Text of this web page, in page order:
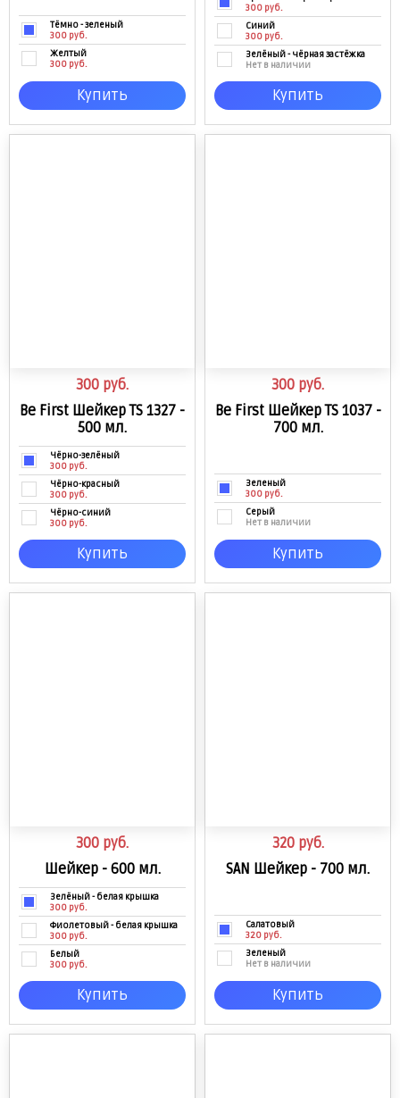
Тёмно - зеленый
300 руб.
Желтый
300 руб.
Купить
300 руб.
Синий
300 руб.
Зелёный - чёрная застёжка
Нет в наличии
Купить
300 руб.
Be First Шейкер TS 1327 -
500 мл.
Чёрно-зелёный
300 руб.
Чёрно-красный
300 руб.
Чёрно-синий
300 руб.
Прозрачно-черный
Нет в наличии
Купить
300 руб.
Be First Шейкер TS 1037 -
700 мл.
Зеленый
300 руб.
Серый
Нет в наличии
Купить
300 руб.
Шейкер - 600 мл.
Зелёный - белая крышка
300 руб.
Фиолетовый - белая крышка
300 руб.
Белый
300 руб.
Чёрный - белая крышка
Нет в наличии
Купить
320 руб.
SAN Шейкер - 700 мл.
Салатовый
320 руб.
Зеленый
Нет в наличии
Купить